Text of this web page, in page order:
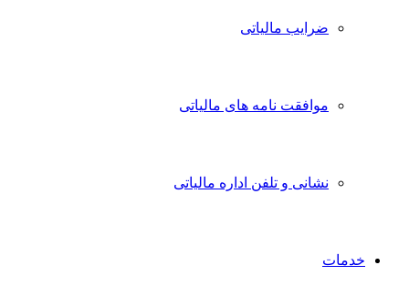
ضرایب مالیاتی
موافقت نامه های مالیاتی
نشانی و تلفن اداره مالیاتی
خدمات